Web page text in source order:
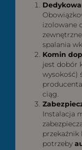
izolowane
spalania
Komin
jest dobór
wysokość)
ciąg.
Instalacja
przekaźnik
potrzeby